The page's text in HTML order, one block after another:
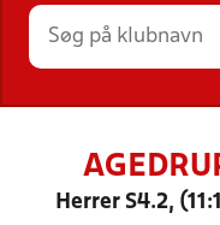
Herrer S4.2,